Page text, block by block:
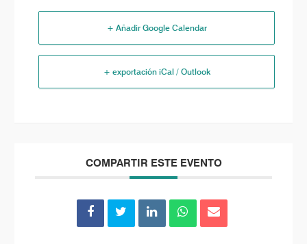
+ Añadir Google Calendar
+ exportación iCal / Outlook
COMPARTIR ESTE EVENTO